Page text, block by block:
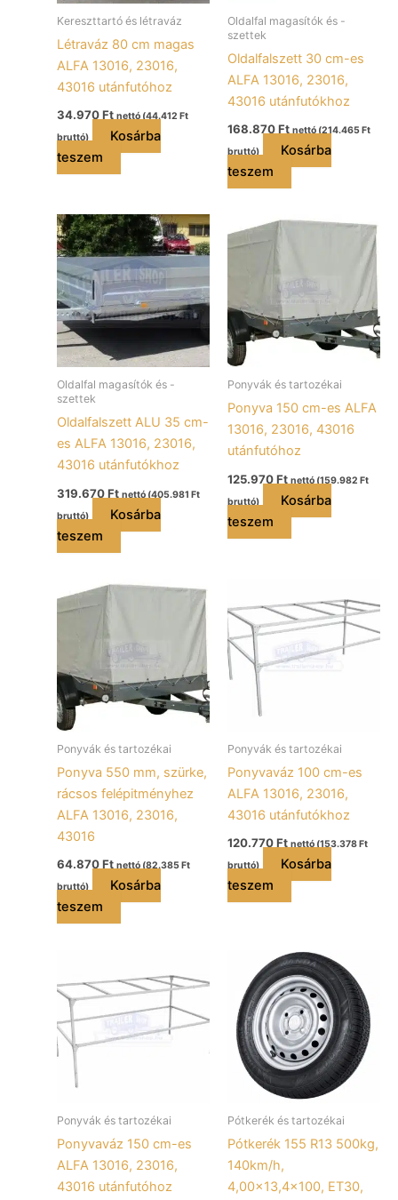
Kereszttartó és létraváz
Létraváz 80 cm magas
ALFA 13016, 23016,
43016 utánfutóhoz
34.970Ft nettó (44.412 Ft
bruttó)
Kosárba
teszem
Oldalfal magasítók és -
szettek
Oldalfalszett 30 cm-es
ALFA 13016, 23016,
43016 utánfutókhoz
168.870Ft nettó (214.465Ft
bruttó)
Kosárba
teszem
Oldalfal magasítók és -
szettek
Oldalfalszett ALU 35 cm-
es ALFA 13016, 23016,
43016 utánfutókhoz
319.670Ft nettó (405.981 Ft
bruttó)
Kosárba
teszem
Ponyvák és tartozékai
Ponyva 150 cm-es ALFA
13016, 23016, 43016
utánfutóhoz
125.970Ft nettó (159.982 Ft
bruttó)
Kosárba
teszem
Ponyvák és tartozékai
Ponyva 550 mm, szürke,
rácsos felépitményhez
ALFA 13016, 23016,
43016
64.870Ft nettó (82.385 Ft
bruttó)
Kosárba
teszem
Ponyvák és tartozékai
Ponyvaváz 100 cm-es
ALFA 13016, 23016,
43016 utánfutókhoz
120.770Ft nettó (153.378 Ft
bruttó)
Kosárba
teszem
Ponyvák és tartozékai
Ponyvaváz 150 cm-es
ALFA 13016, 23016,
43016 utánfutóhoz
Pótkerék és tartozékai
Pótkerék 155 R13 500kg,
140km/h,
4,00×13,4×100, ET30,